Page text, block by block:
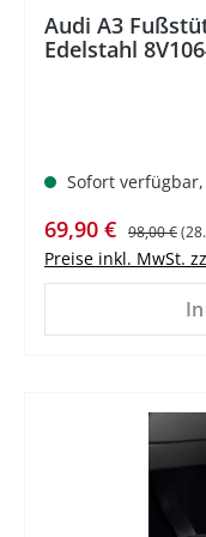
Audi A3
Edelstahl
Sofort
Verkaufspreis:
69,90 € Regulärer
98,00 €
Preise inkl. MwSt.